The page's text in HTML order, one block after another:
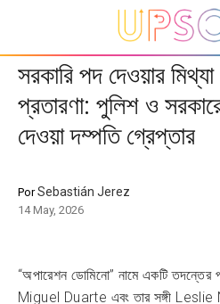
সরকারি পদ দেওয়ার
প্রতারণা: পুলিশ ও
দেওয়া দম্পতি গ্রেপ্তার
PorSebastián Jerez
14 May, 2026
“অপারেশন ডোমিনো” নামে একটি
Miguel Duarte এবং তার সঙ্গী Leslie